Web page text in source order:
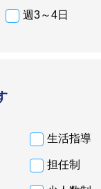
週3～4日
生活指導
担任制